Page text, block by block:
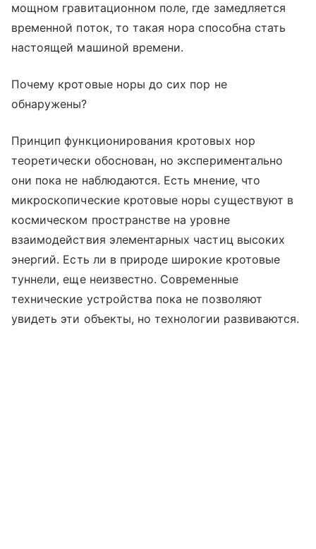
мощном гравитационном поле, где замедляется
временной поток, то такая нора способна стать
настоящей машиной времени.
Почему кротовые норы до сих пор не
обнаружены?
Принцип функционирования кротовых нор
теоретически обоснован, но экспериментально
они пока не наблюдаются. Есть мнение, что
микроскопические кротовые норы существуют в
космическом пространстве на уровне
взаимодействия элементарных частиц высоких
энергий. Есть ли в природе широкие кротовые
туннели, еще неизвестно. Современные
технические устройства пока не позволяют
увидеть эти объекты, но технологии развиваются.